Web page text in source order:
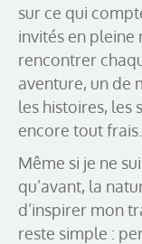
sur ce qui
invités en pleine
rencontrer
aventure, un de
les histoires, les
encore tout frais.
Même si je ne
qu’avant, la
d’inspirer mon
reste simple :